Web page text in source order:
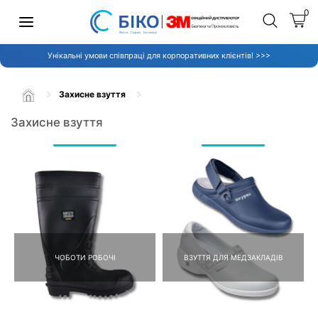
0
Унікальні умови співпраці для корпоративних клієнтів! >>>
Захисне взуття
Захисне взуття
ЧОБОТИ РОБОЧІ ВЗУТТЯ ДЛЯ МЕДЗАКЛАДІВ